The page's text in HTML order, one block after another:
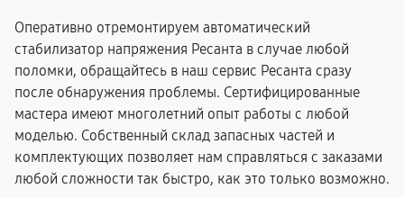
Оперативно отремонтируем автоматический
стабилизатор напряжения Ресанта в случае любой
поломки, обращайтесь в наш сервис Ресанта сразу
после обнаружения проблемы. Сертифицированные
мастера имеют многолетний опыт работы с любой
моделью. Собственный склад запасных частей и
комплектующих позволяет нам справляться с заказами
любой сложности так быстро, как это только возможно.